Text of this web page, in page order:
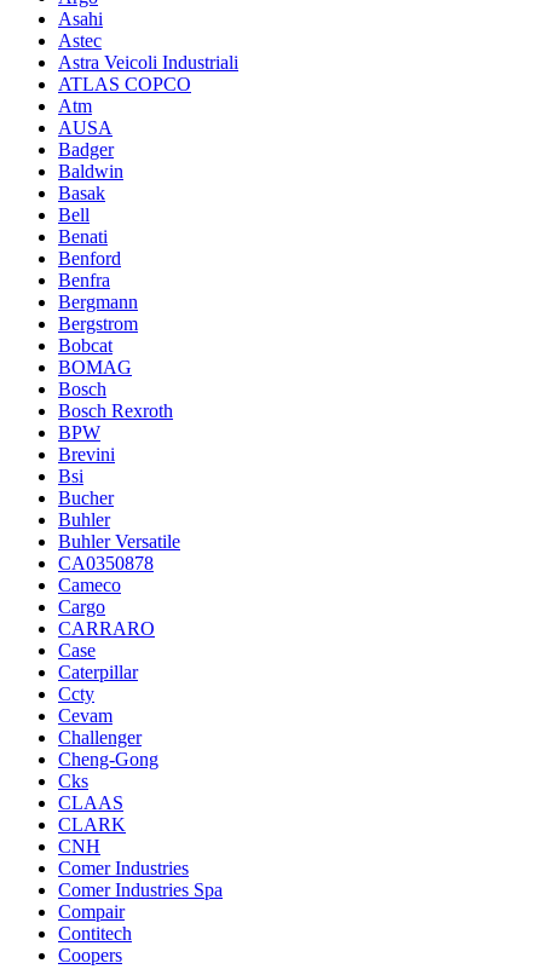
Asahi
Astec
Astra Veicoli Industriali
ATLAS COPCO
Atm
AUSA
Badger
Baldwin
Basak
Bell
Benati
Benford
Benfra
Bergmann
Bergstrom
Bobcat
BOMAG
Bosch
Bosch Rexroth
BPW
Brevini
Bsi
Bucher
Buhler
Buhler Versatile
CA0350878
Cameco
Cargo
CARRARO
Case
Caterpillar
Ccty
Cevam
Challenger
Cheng-Gong
Cks
CLAAS
CLARK
CNH
Comer Industries
Comer Industries Spa
Compair
Contitech
Coopers